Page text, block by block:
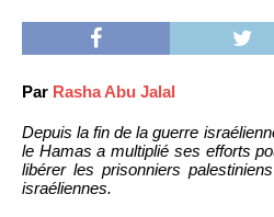
Par Rasha Abu Jalal
Depuis la fin de la guerre
le Hamas a multiplié ses efforts
libérer les prisonniers
israéliennes.